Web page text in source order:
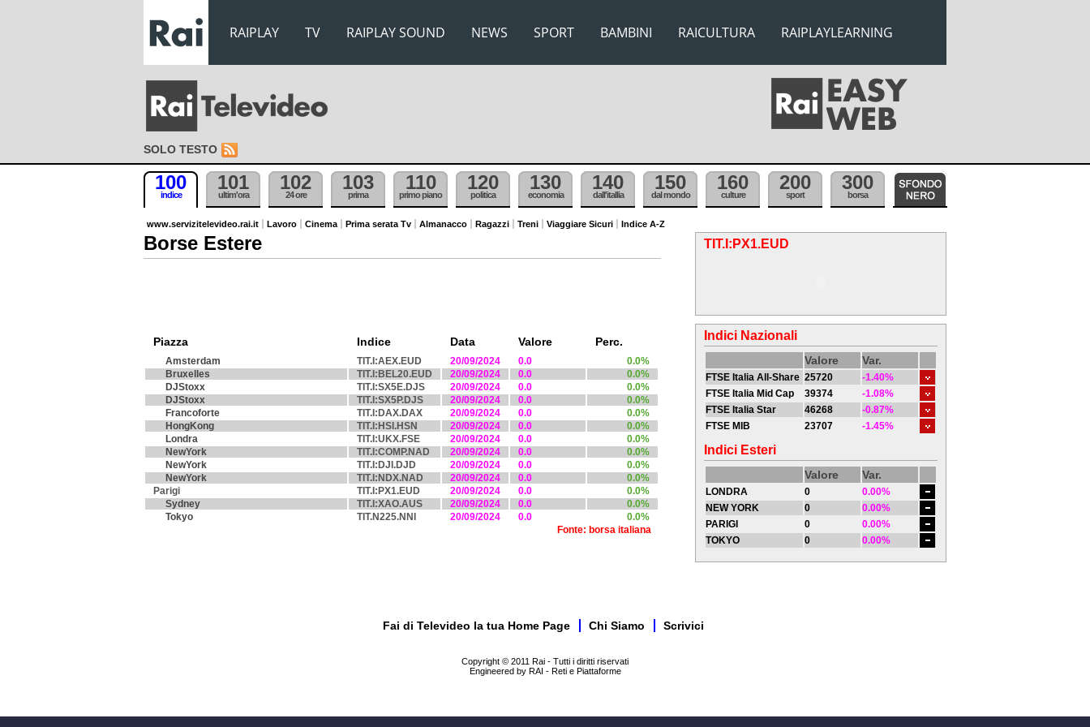
RAIPLAY TV RAIPLAY SOUND NEWS SPORT BAMBINI RAICULTURA RAIPLAYLEARNING
SOLO TESTO
100
indice
101
ultim'ora
102
24 ore
103
prima
110
primo piano
120
politica
130
economia
140
dall'itallia
150
dal mondo
160
culture
200
sport
300
borsa
www.servizitelevideo.rai.it Lavoro Cinema Prima serata Tv Almanacco Ragazzi Treni Viaggiare Sicuri Indice A-Z
Borse Estere
Piazza Indice Data Valore Perc.
Amsterdam TIT.I:AEX.EUD 20/09/2024 0.0
0.0%
Bruxelles
TIT.I:BEL20.EUD 20/09/2024 0.0
0.0%
DJStoxx
TIT.I:SX5E.DJS 20/09/2024 0.0
0.0%
DJStoxx
TIT.I:SX5P.DJS 20/09/2024 0.0
0.0%
Francoforte
TIT.I:DAX.DAX 20/09/2024 0.0
0.0%
HongKong
TIT.I:HSI.HSN 20/09/2024 0.0
0.0%
Londra
TIT.I:UKX.FSE 20/09/2024 0.0
0.0%
NewYork
TIT.I:COMP.NAD 20/09/2024 0.0
0.0%
NewYork
TIT.I:DJI.DJD 20/09/2024 0.0
0.0%
NewYork
TIT.I:NDX.NAD 20/09/2024 0.0
0.0%
Parigi
TIT.I:PX1.EUD 20/09/2024 0.0
0.0%
Sydney
TIT.I:XAO.AUS 20/09/2024 0.0
0.0%
Tokyo
TIT.N225.NNI 20/09/2024 0.0
0.0%
Fonte: borsa italiana
TIT.I:PX1.EUD
Indici Nazionali
Valore Var.
FTSE Italia All-Share 25720
-1.40%
FTSE Italia Mid Cap
39374
-1.08%
FTSE Italia Star
46268
-0.87%
FTSE MIB
23707 -1.45%
Indici Esteri
Valore Var.
LONDRA 0
0.00%
NEW YORK
0
0.00%
PARIGI
0
0.00%
TOKYO
0 0.00%
Fai di Televideo la tua Home Page Chi Siamo Scrivici
Copyright © 2011 Rai - Tutti i diritti riservati
Engineered by RAI - Reti e Piattaforme